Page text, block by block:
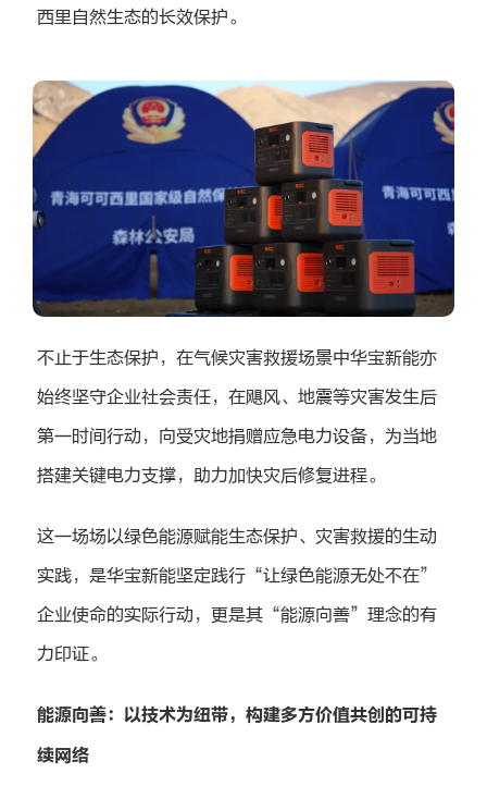
西里自然生态的长效保护。
不止于生态保护，在气候灾害救援场景中华宝新能亦
始终坚守企业社会责任，在飓风、地震等灾害发生后
第一时间行动，向受灾地捐赠应急电力设备，为当地
搭建关键电力支撑，助力加快灾后修复进程。
这一场场以绿色能源赋能生态保护、灾害救援的生动
实践，是华宝新能坚定践行“让绿色能源无处不在”
企业使命的实际行动，更是其“能源向善”理念的有
力印证。
能源向善：以技术为纽带，构建多方价值共创的可持
续网络